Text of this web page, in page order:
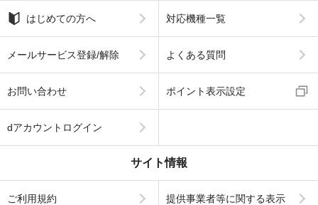
はじめての方へ 対応機種一覧
メールサービス登録/解除 よくある質問
お問い合わせ ポイント表示設定
dアカウントログイン
サイト情報
ご利用規約 提供事業者等に関する表示